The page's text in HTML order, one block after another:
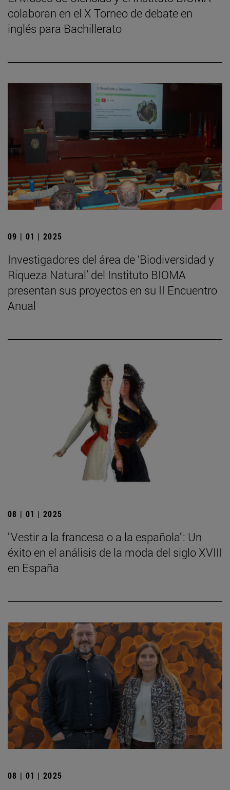
colaboran en el X Torneo de debate en
inglés para Bachillerato
09 | 01 | 2025
Investigadores del área de ‘Biodiversidad y
Riqueza Natural’ del Instituto BIOMA
presentan sus proyectos en su II Encuentro
Anual
08 | 01 | 2025
"Vestir a la francesa o a la española": Un
éxito en el análisis de la moda del siglo XVIII
en España
08 | 01 | 2025